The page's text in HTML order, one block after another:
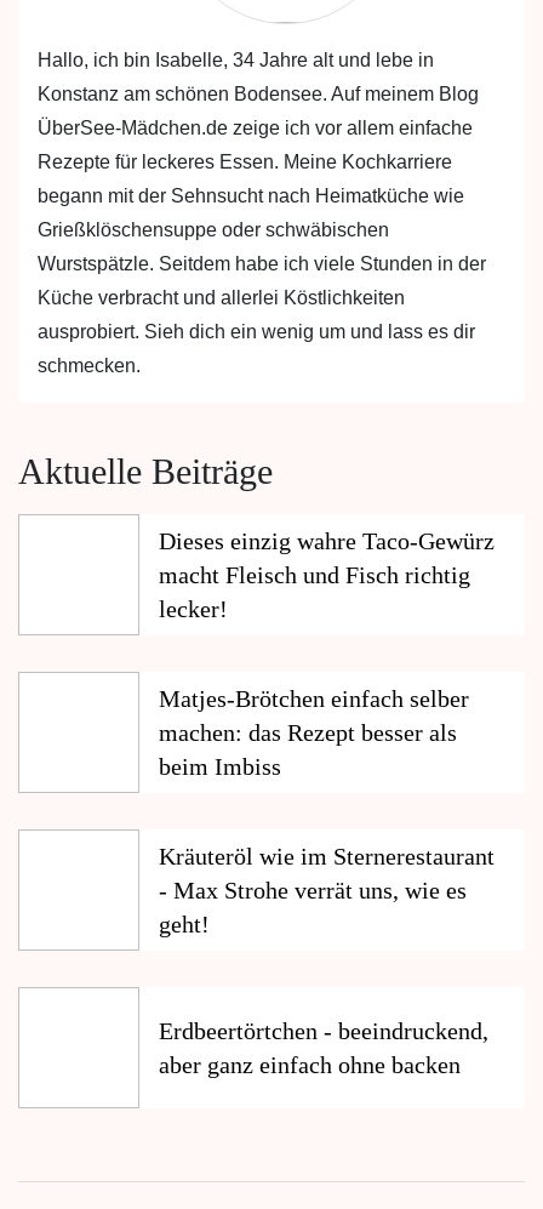
Hallo, ich bin Isabelle, 34 Jahre alt und lebe in
Konstanz am schönen Bodensee. Auf meinem Blog
ÜberSee-Mädchen.de zeige ich vor allem einfache
Rezepte für leckeres Essen. Meine Kochkarriere
begann mit der Sehnsucht nach Heimatküche wie
Grießklöschensuppe oder schwäbischen
Wurstspätzle. Seitdem habe ich viele Stunden in der
Küche verbracht und allerlei Köstlichkeiten
ausprobiert. Sieh dich ein wenig um und lass es dir
schmecken.
Aktuelle Beiträge
Dieses einzig wahre Taco-Gewürz
macht Fleisch und Fisch richtig
lecker!
Matjes-Brötchen einfach selber
machen: das Rezept besser als
beim Imbiss
Kräuteröl wie im Sternerestaurant
- Max Strohe verrät uns, wie es
geht!
Erdbeertörtchen - beeindruckend,
aber ganz einfach ohne backen